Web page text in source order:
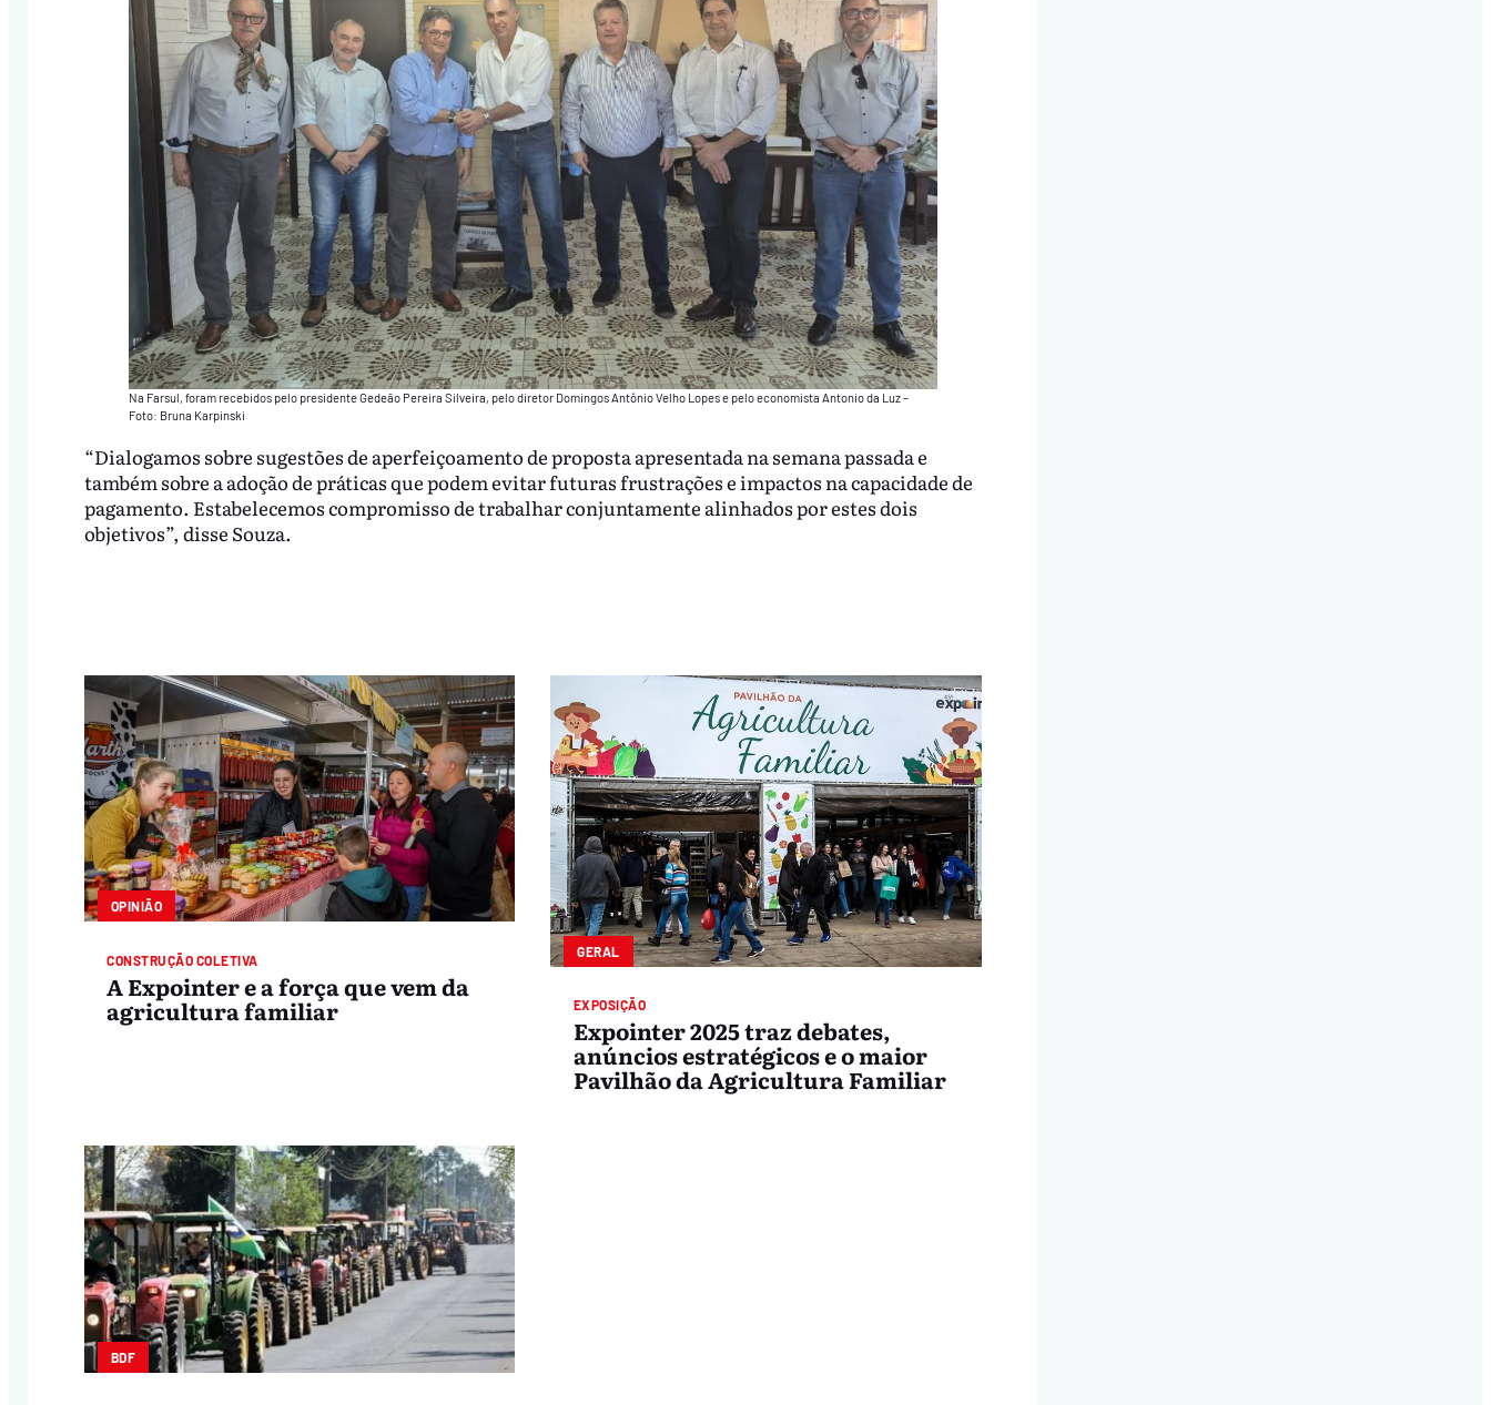
Na Farsul, foram recebidos pelo presidente Gedeão Pereira Silveira, pelo diretor Domingos Antônio Velho Lopes e pelo economista Antonio da Luz –
Foto: Bruna Karpinski
“Dialogamos sobre sugestões de aperfeiçoamento de proposta apresentada na semana passada e
também sobre a adoção de práticas que podem evitar futuras frustrações e impactos na capacidade de
pagamento. Estabelecemos compromisso de trabalhar conjuntamente alinhados por estes dois
objetivos”, disse Souza.
OPINIÃO
CONSTRUÇÃO COLETIVA
A Expointer e a força que vem da
agricultura familiar
GERAL
EXPOSIÇÃO
Expointer 2025 traz debates,
anúncios estratégicos e o maior
Pavilhão da Agricultura Familiar
BDF